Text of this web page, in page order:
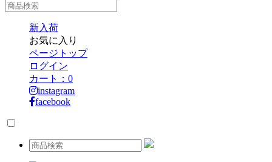
新入荷
お気に入り
ページトップ
ログイン
カート： 0
instagram
facebook